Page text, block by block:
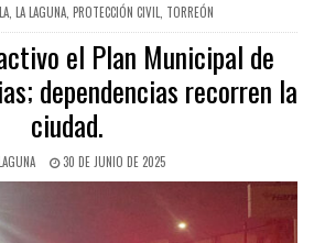
, LA LAGUNA, PROTECCIÓN CIVIL TORREÓN
el Plan Municipal de
dependencias recorren la
ciudad.
30 DE JUNIO DE 2025